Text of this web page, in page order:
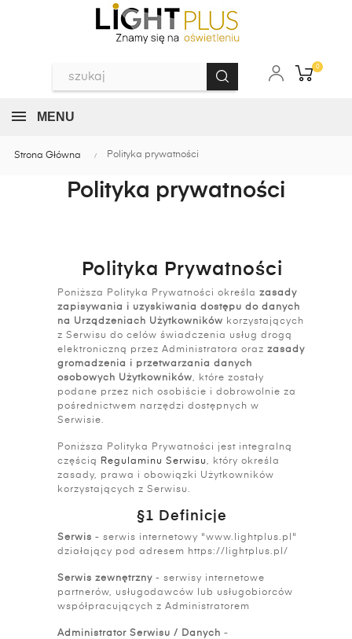
0
MENU
Strona Główna Polityka prywatności
Polityka prywatności
Polityka Prywatności
Poniższa Polityka Prywatności określa zasady
zapisywania i uzyskiwania dostępu do danych
na Urządzeniach Użytkowników korzystających
z Serwisu do celów świadczenia usług drogą
elektroniczną przez Administratora oraz zasady
gromadzenia i przetwarzania danych
osobowych Użytkowników, które zostały
podane przez nich osobiście i dobrowolnie za
pośrednictwem narzędzi dostępnych w
Serwisie.
Poniższa Polityka Prywatności jest integralną
częścią
Regulaminu Serwisu, który określa
zasady, prawa i obowiązki Użytkowników
korzystających z Serwisu.
§1 Definicje
Serwis - serwis internetowy "www.lightplus.pl"
działający pod adresem https://lightplus.pl/
Serwis zewnętrzny - serwisy internetowe
partnerów, usługodawców lub usługobiorców
współpracujących z Administratorem
Administrator Serwisu / Danych -